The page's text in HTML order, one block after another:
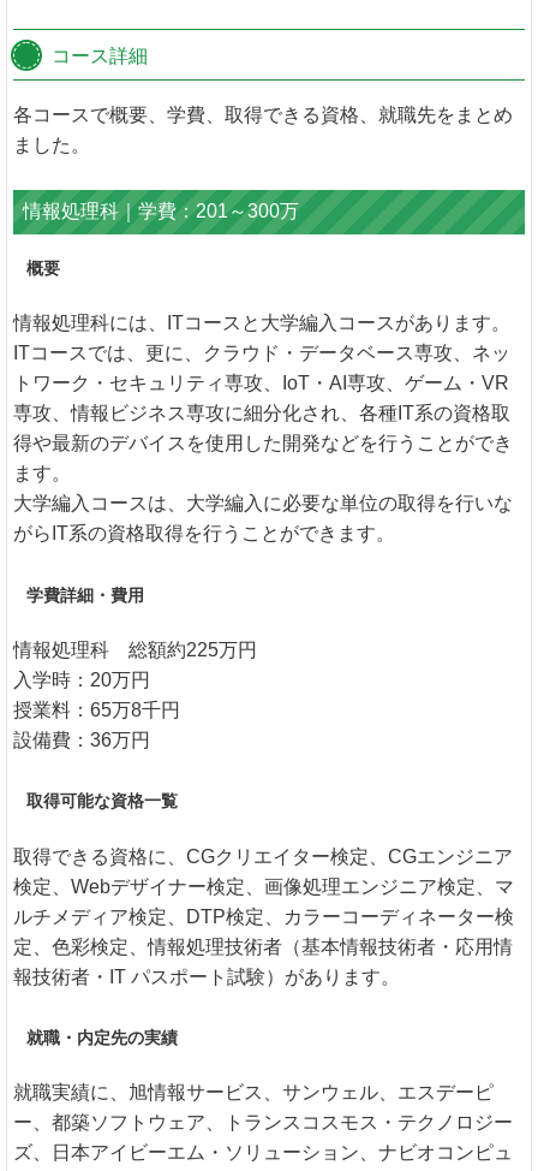
コース詳細
各コースで概要、学費、取得できる資格、就職先をまとめ
ました。
情報処理科｜学費：201～300万
概要
情報処理科には、ITコースと大学編入コースがあります。
ITコースでは、更に、クラウド・データベース専攻、ネッ
トワーク・セキュリティ専攻、IoT・AI専攻、ゲーム・VR
専攻、情報ビジネス専攻に細分化され、各種IT系の資格取
得や最新のデバイスを使用した開発などを行うことができ
ます。
大学編入コースは、大学編入に必要な単位の取得を行いな
がらIT系の資格取得を行うことができます。
学費詳細・費用
情報処理科 総額約225万円
入学時：20万円
授業料：65万8千円
設備費：36万円
取得可能な資格一覧
取得できる資格に、CGクリエイター検定、CGエンジニア
検定、Webデザイナー検定、画像処理エンジニア検定、マ
ルチメディア検定、DTP検定、カラーコーディネーター検
定、色彩検定、情報処理技術者（基本情報技術者・応用情
報技術者・IT パスポート試験）があります。
就職・内定先の実績
就職実績に、旭情報サービス、サンウェル、エスデーピ
ー、都築ソフトウェア、トランスコスモス・テクノロジー
ズ、日本アイビーエム・ソリューション、ナビオコンピュ